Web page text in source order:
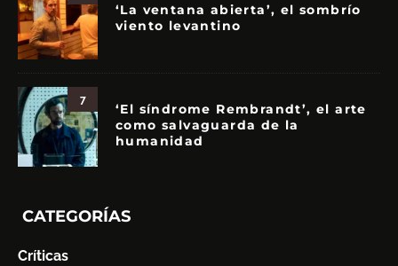
‘La ventana abierta’, el sombrío
viento levantino
7
‘El síndrome Rembrandt’, el arte
como salvaguarda de la
humanidad
CATEGORÍAS
Críticas